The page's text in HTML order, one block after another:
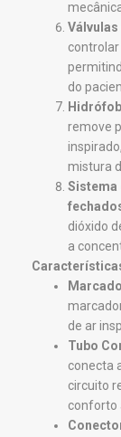
controlar
do
remove
mistura
Sistema
dióxido
a
de ar
Tubo
conecta
circuito
conforto